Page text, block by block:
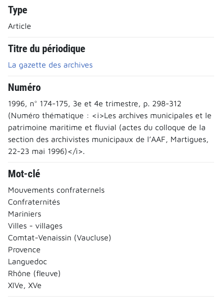
Type
Article
Titre du périodique
La gazette des archives
Numéro
1996, n° 174-175, 3e et 4e trimestre, p. 298-312
(Numéro thématique : <i>Les archives municipales et le
patrimoine maritime et fluvial (actes du colloque de la
section des archivistes municipaux de l’AAF, Martigues,
22-23 mai 1996)</i>.
Mot-clé
Mouvements confraternels
Confraternités
Mariniers
Villes - villages
Comtat-Venaissin (Vaucluse)
Provence
Languedoc
Rhône (fleuve)
XIVe, XVe